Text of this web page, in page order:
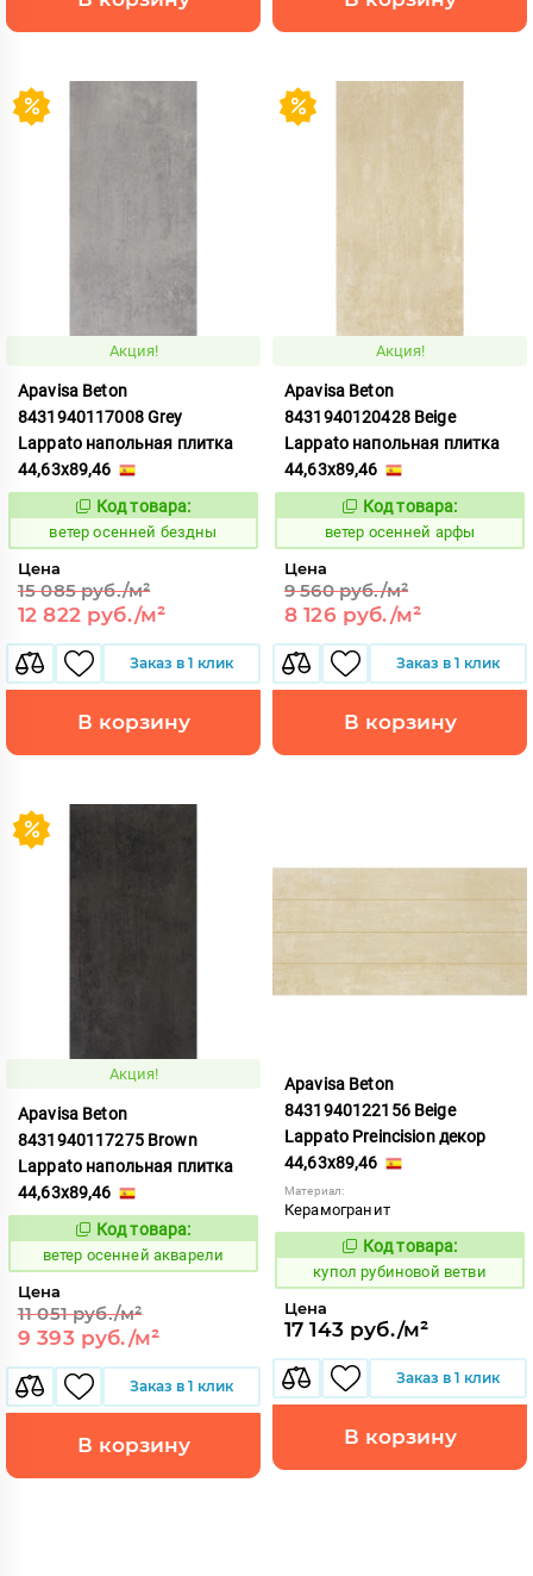
Акция!
Apavisa Beton
8431940117008 Grey
Lappato напольная плитка
44,63x89,46
117752
Код товара:
ветер осенней бездны
Цена
15 085 руб./м²
12 822 руб./м²
Заказ в 1 клик
В корзину
Акция!
Apavisa Beton
8431940120428 Beige
Lappato напольная плитка
44,63x89,46
117751
Код товара:
ветер осенней арфы
Цена
9 560 руб./м²
8 126 руб./м²
Заказ в 1 клик
В корзину
Акция!
Apavisa Beton
8431940117275 Brown
Lappato напольная плитка
44,63x89,46
117750
Код товара:
ветер осенней акварели
Цена
11 051 руб./м²
9 393 руб./м²
Заказ в 1 клик
В корзину
Apavisa Beton
8431940122156 Beige
Lappato Preincision декор
44,63x89,46
Материал:
Керамогранит
853634
Код товара:
купол рубиновой ветви
Цена
17 143 руб./м²
Заказ в 1 клик
В корзину